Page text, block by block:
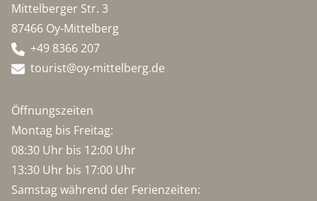
Mittelberger Str. 3
87466 Oy-Mittelberg
+49 8366 207
tourist@oy-mittelberg.de
Öffnungszeiten
Montag bis Freitag:
08:30 Uhr bis 12:00 Uhr
13:30 Uhr bis 17:00 Uhr
Samstag während der Ferienzeiten: